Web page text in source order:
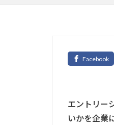
エントリー
いかを企業